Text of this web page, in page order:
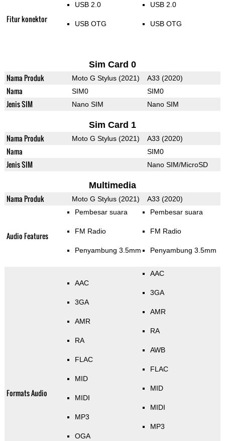
Fitur konektor
USB 2.0
USB OTG
USB 2.0
USB OTG
Sim Card 0
Nama Produk Moto G Stylus (2021) A33 (2020)
Nama SIM0 SIM0
Jenis SIM Nano SIM Nano SIM
Sim Card 1
Nama Produk Moto G Stylus (2021) A33 (2020)
Nama SIM0
Jenis SIM Nano SIM/MicroSD
Multimedia
Nama Produk Moto G Stylus (2021) A33 (2020)
Audio Features
Pembesar suara
FM Radio
Penyambung 3.5mm
Pembesar suara
FM Radio
Penyambung 3.5mm
Formats Audio
AAC
3GA
AMR
RA
FLAC
MID
MIDI
MP3
OGA
AAC
3GA
AMR
RA
AWB
FLAC
MID
MIDI
MP3